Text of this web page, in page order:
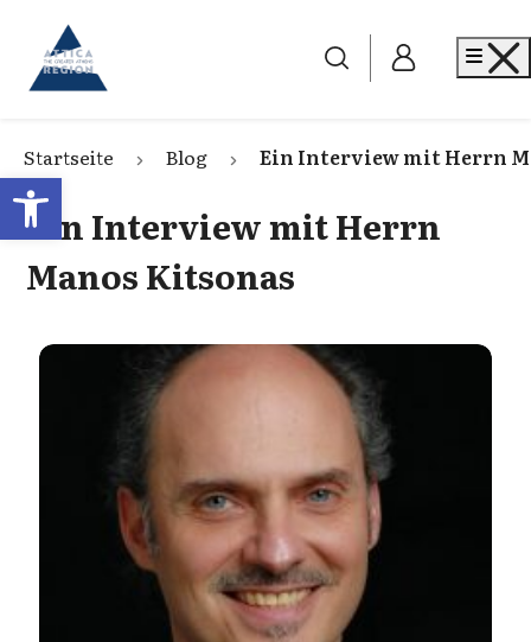
Open toolbar
Go to home
Startseite Blog Ein Interview mit Herrn
Ein Interview mit Herrn
Manos Kitsonas